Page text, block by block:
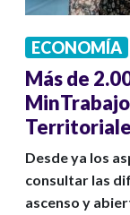
ECONOMÍA
Más de
Desde ya los
consultar las
ascenso y